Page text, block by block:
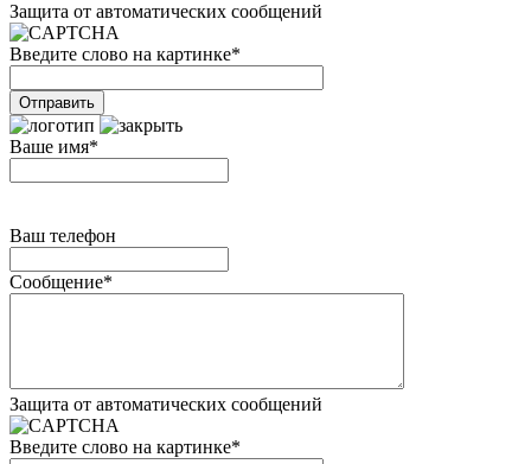
Защита от автоматических сообщений
Введите слово на картинке*
Ваше имя*
Ваш телефон
Сообщение*
Защита от автоматических сообщений
Введите слово на картинке*